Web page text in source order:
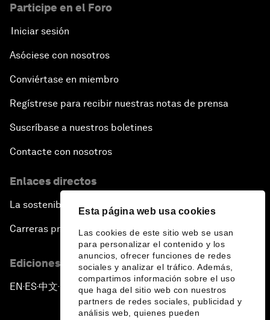
Esta página web usa cookies
Las cookies de este sitio web se usan
para personalizar el contenido y los
anuncios, ofrecer funciones de redes
sociales y analizar el tráfico. Además,
compartimos información sobre el uso
que haga del sitio web con nuestros
partners de redes sociales, publicidad y
análisis web, quienes pueden
Participe en el Foro
Iniciar sesión
Asóciese con nosotros
Conviértase en miembro
Regístrese para recibir nuestras notas de prensa
Suscríbase a nuestros boletines
Contacte con nosotros
Enlaces directos
La sostenibilidad en el Foro
Carreras profesionales
Ediciones en otros idiomas
EN ▪ES▪中文▪ 日本語